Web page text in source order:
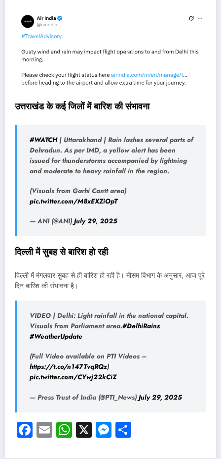
उत्तराखंड के कई जिलों में बारिश की संभावना
#WATCH| Uttarakhand | Rain lashes several parts of
Dehradun. As per IMD, a yellow alert has been
issued for thunderstorms accompanied by lightning
and moderate to heavy rainfall in the region.
(Visuals from Garhi Cantt area)
pic.twitter.com/M8xEXZiOpT
— ANI (@ANI) July 29, 2025
दिल्ली में सुबह से बारिश हो रही
दिल्ली में मंगलवार सुबह से ही बारिश हो रही है। मौसम विभाग के अनुसार, आज पूरे
दिन बारिश की संभावना है।
VIDEO | Delhi: Light rainfall in the national capital.
Visuals from Parliament area.#DelhiRains
#WeatherUpdate
(Full Video available on PTI Videos –
https://t.co/n147TvqRQz)
pic.twitter.com/CYwj22kCiZ
— Press Trust of India (@PTI_News) July 29, 2025
Facebook
EmailWhatsApp
X Messenger